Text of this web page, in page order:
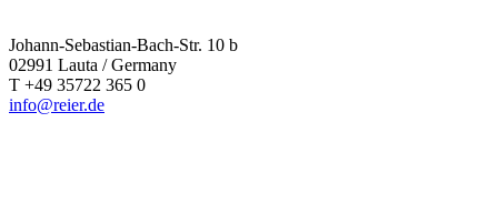
Johann-Sebastian-Bach-Str. 10 b
02991 Lauta / Germany
T +49 35722 365 0
info@reier.de